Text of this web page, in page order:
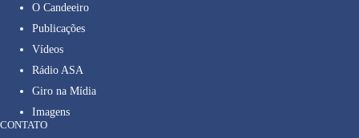
O Candeeiro
Publicações
Vídeos
Rádio ASA
Giro na Mídia
Imagens
CONTATO